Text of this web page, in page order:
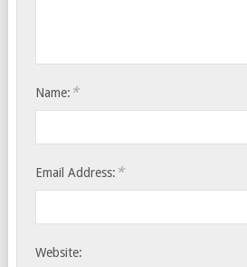
Name: *
Email Address: *
Website: